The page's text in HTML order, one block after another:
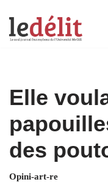
Aller
Elle
des
Opini-art-re